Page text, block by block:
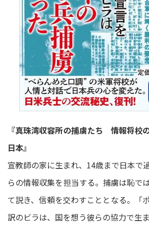
『真珠湾収容所の捕虜たち 情報将校
日本』
宣教師の家に生まれ、14歳まで日本で
らの情報収集を担当する。捕虜は恥で
て説き、信頼を交わすこととなる。「
訳のビラは、国を想う彼らの協力で生ま